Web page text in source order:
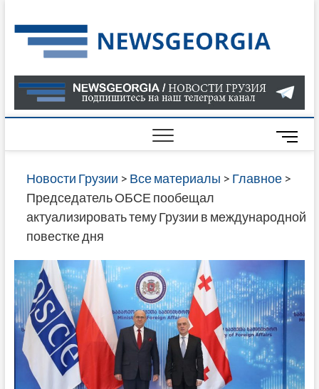
to
content
О
В
ГРУЗИИ
САЙТЕ
M
e
n
B
t
o
n
Новости Грузии > Все материалы > Главное>
Председатель ОБСЕ пообещал
актуализировать тему Грузии в международной
повестке дня